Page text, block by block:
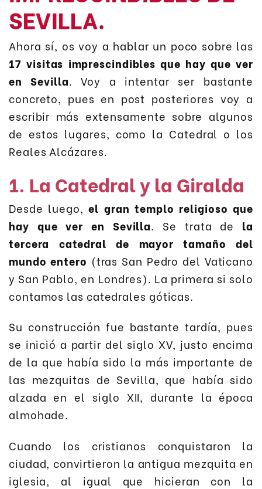
SEVILLA.
Ahora sí, os voy a hablar un poco sobre las
17 visitas imprescindibles que hay que ver
en Sevilla. Voy a intentar ser bastante
concreto, pues en post posteriores voy a
escribir más extensamente sobre algunos
de estos lugares, como la Catedral o los
Reales Alcázares.
1. La Catedral y la Giralda
Desde luego,el gran templo religioso que
hay que ver en Sevilla. Se trata de la
tercera catedral de mayor tamaño del
mundo entero (tras San Pedro del Vaticano
y San Pablo, en Londres). La primera si solo
contamos las catedrales góticas.
Su construcción fue bastante tardía, pues
se inició a partir del siglo XV, justo encima
de la que había sido la más importante de
las mezquitas de Sevilla, que había sido
alzada en el siglo XII, durante la época
almohade.
Cuando los cristianos conquistaron la
ciudad, convirtieron la antigua mezquita en
iglesia, al igual que hicieran con la